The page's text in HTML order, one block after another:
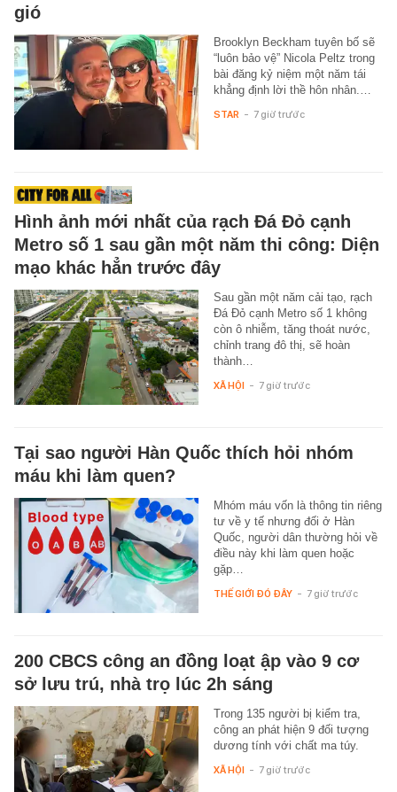
gió
Brooklyn Beckham tuyên bố sẽ
“luôn bảo vệ” Nicola Peltz trong
bài đăng kỷ niệm một năm tái
khẳng định lời thề hôn nhân.…
STAR - 7 giờ trước
Hình ảnh mới nhất của rạch Đá Đỏ cạnh
Metro số 1 sau gần một năm thi công: Diện
mạo khác hẳn trước đây
Sau gần một năm cải tạo, rạch
Đá Đỏ cạnh Metro số 1 không
còn ô nhiễm, tăng thoát nước,
chỉnh trang đô thị, sẽ hoàn
thành…
XÃ HỘI - 7 giờ trước
Tại sao người Hàn Quốc thích hỏi nhóm
máu khi làm quen?
Mhóm máu vốn là thông tin riêng
tư về y tế nhưng đối ở Hàn
Quốc, người dân thường hỏi về
điều này khi làm quen hoặc
gặp…
THẾ GIỚI ĐÓ ĐÂY - 7 giờ trước
200 CBCS công an đồng loạt ập vào 9 cơ
sở lưu trú, nhà trọ lúc 2h sáng
Trong 135 người bị kiểm tra,
công an phát hiện 9 đối tượng
dương tính với chất ma túy.
XÃ HỘI - 7 giờ trước